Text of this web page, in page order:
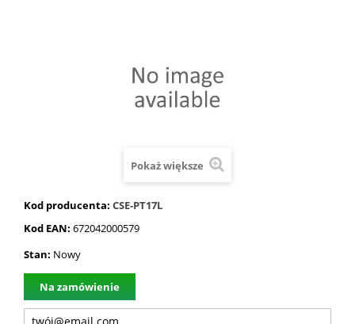
Pokaż większe
Kod producenta: CSE-PT17L
Kod EAN: 672042000579
Stan: Nowy
Na zamówienie